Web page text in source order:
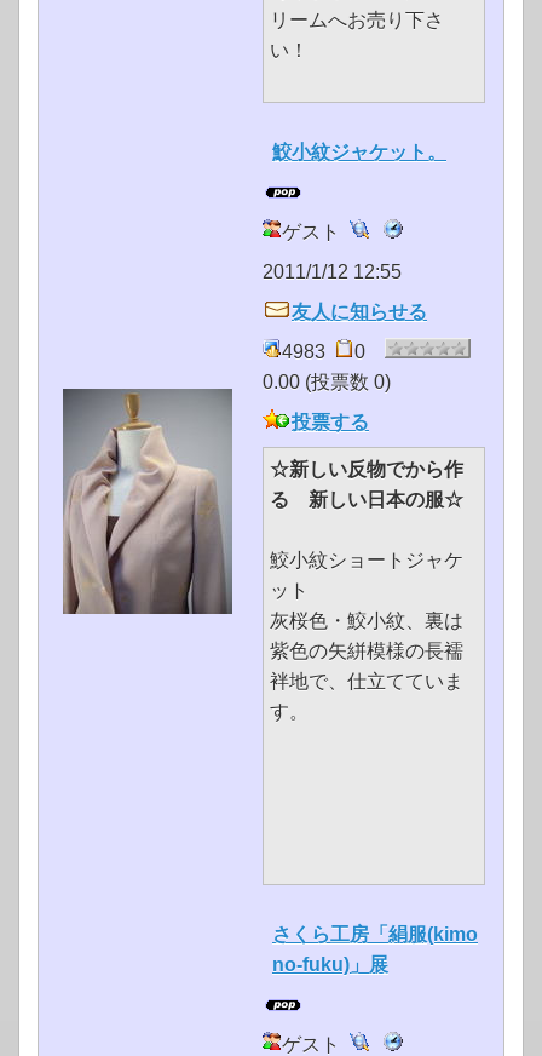
リームへお売り下さ
い！
鮫小紋ジャケット。
ゲスト
2011/1/12 12:55
友人に知らせる
4983
0
0.00 (投票数 0)
投票する
☆新しい反物でから作
る 新しい日本の服☆
鮫小紋ショートジャケ
ット
灰桜色・鮫小紋、裏は
紫色の矢絣模様の長襦
袢地で、仕立てていま
す。
さくら工房「絹服(kimo
no-fuku)」展
ゲスト